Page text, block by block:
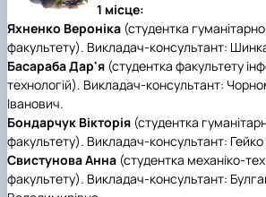
1 місце:
Яхненко Вероніка (студентка
факультету). Викладач-консультант:
Басараба Дар'я (студентка факультету
технологій). Викладач-консультант:
Іванович.
Бондарчук Вікторія (студентка
факультету). Викладач-консультант:
Свистунова Анна (студентка механіко-
факультету). Викладач-консультант: